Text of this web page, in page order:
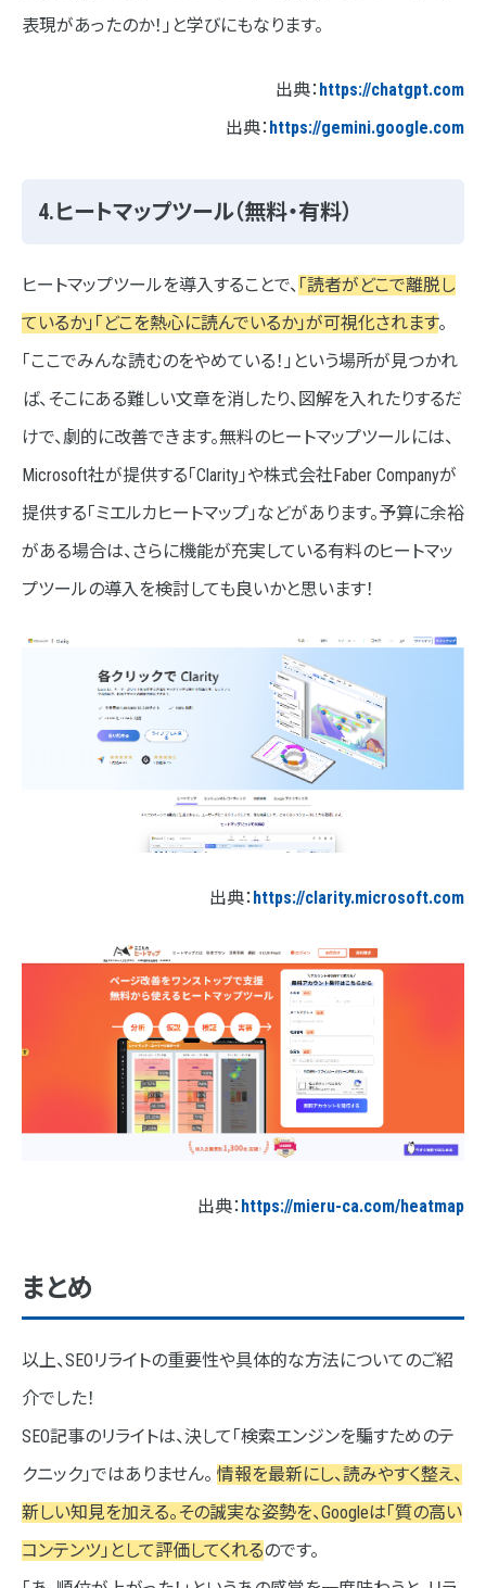
表現があったのか！」と学びにもなります。
出典： https://chatgpt.com
出典： https://gemini.google.com
4.ヒートマップツール（無料・有料）
ヒートマップツールを導入することで、 「読者がどこで離脱し
ているか」「どこを熱心に読んでいるか」が可視化されます。
「ここでみんな読むのをやめている！」という場所が見つかれ
ば、そこにある難しい文章を消したり、図解を入れたりするだ
けで、劇的に改善できます。無料のヒートマップツールには、
Microsoft社が提供する「Clarity」や株式会社Faber Companyが
提供する「ミエルカヒートマップ」などがあります。予算に余裕
がある場合は、さらに機能が充実している有料のヒートマッ
プツールの導入を検討しても良いかと思います！
出典： https://clarity.microsoft.com
出典： https://mieru-ca.com/heatmap
まとめ
以上、SEOリライトの重要性や具体的な方法についてのご紹
介でした！
SEO記事のリライトは、決して「検索エンジンを騙すためのテ
クニック」ではありません。 情報を最新にし、読みやすく整え、
新しい知見を加える。その誠実な姿勢を、Googleは「質の高い
コンテンツ」として評価してくれるのです。